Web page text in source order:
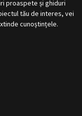
proaspete și ghiduri
tău de interes, vei
cunoștințele.